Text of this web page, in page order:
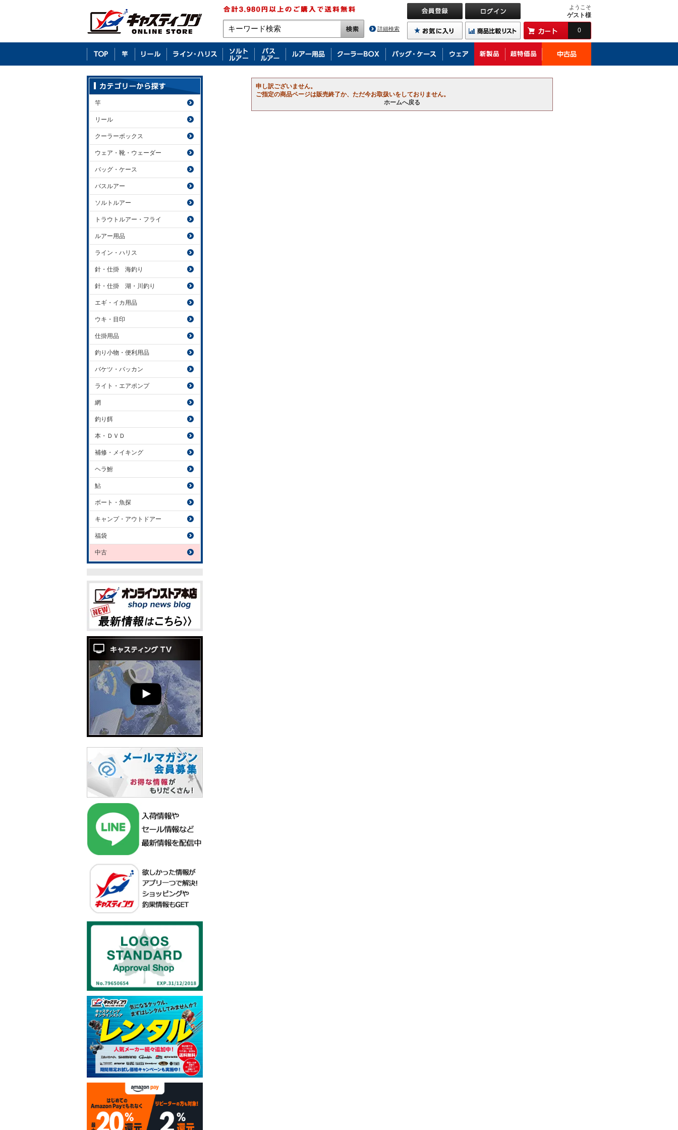
詳細検索
ようこそ
ゲスト様
0
申し訳ございません。
ご指定の商品ページは販売終了か、ただ今お取扱いをしておりません。
ホームへ戻る
竿
リール
クーラーボックス
ウェア・靴・ウェーダー
バッグ・ケース
バスルアー
ソルトルアー
トラウトルアー・フライ
ルアー用品
ライン・ハリス
針・仕掛 海釣り
針・仕掛 湖・川釣り
エギ・イカ用品
ウキ・目印
仕掛用品
釣り小物・便利用品
バケツ・バッカン
ライト・エアポンプ
網
釣り餌
本・ＤＶＤ
補修・メイキング
ヘラ鮒
鮎
ボート・魚探
キャンプ・アウトドアー
福袋
中古